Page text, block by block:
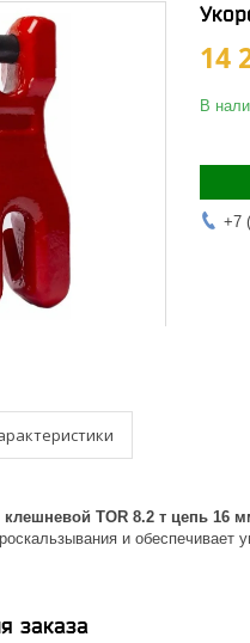
14
В
+7
TOR 8.2 т цепь 16
и обеспечивает
заказа